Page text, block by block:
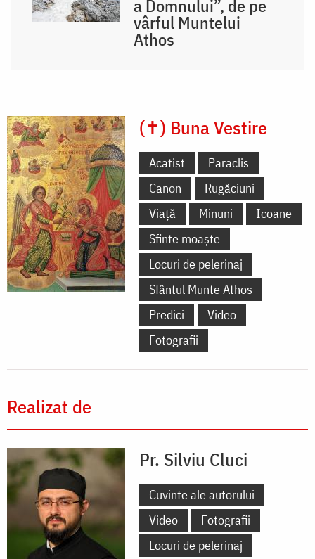
a Domnului”, de pe
vârful Muntelui
Athos
(✝) Buna Vestire
Acatist
Paraclis
Canon
Rugăciuni
Viață
Minuni
Icoane
Sfinte moaște
Locuri de pelerinaj
Sfântul Munte Athos
Predici
Video
Fotografii
Realizat de
Pr. Silviu Cluci
Cuvinte ale autorului
Video
Fotografii
Locuri de pelerinaj